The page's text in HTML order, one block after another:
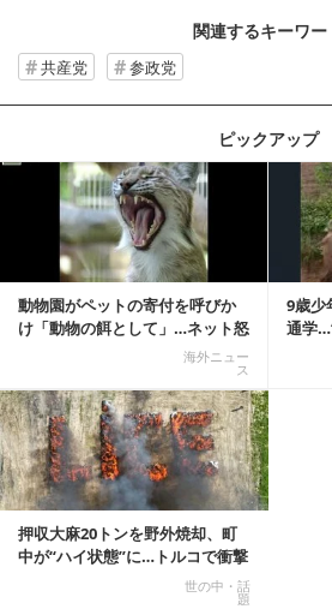
関連するキーワー
共産党 参政党
ピックアップ
動物園がペットの寄付を呼びか
け「動物の餌として」…ネット怒
海外ニュー
ス
9歳少
通学
記事を読む
押収大麻20トンを野外焼却、町
中が“ハイ状態”に…トルコで衝撃
世の中・話
題